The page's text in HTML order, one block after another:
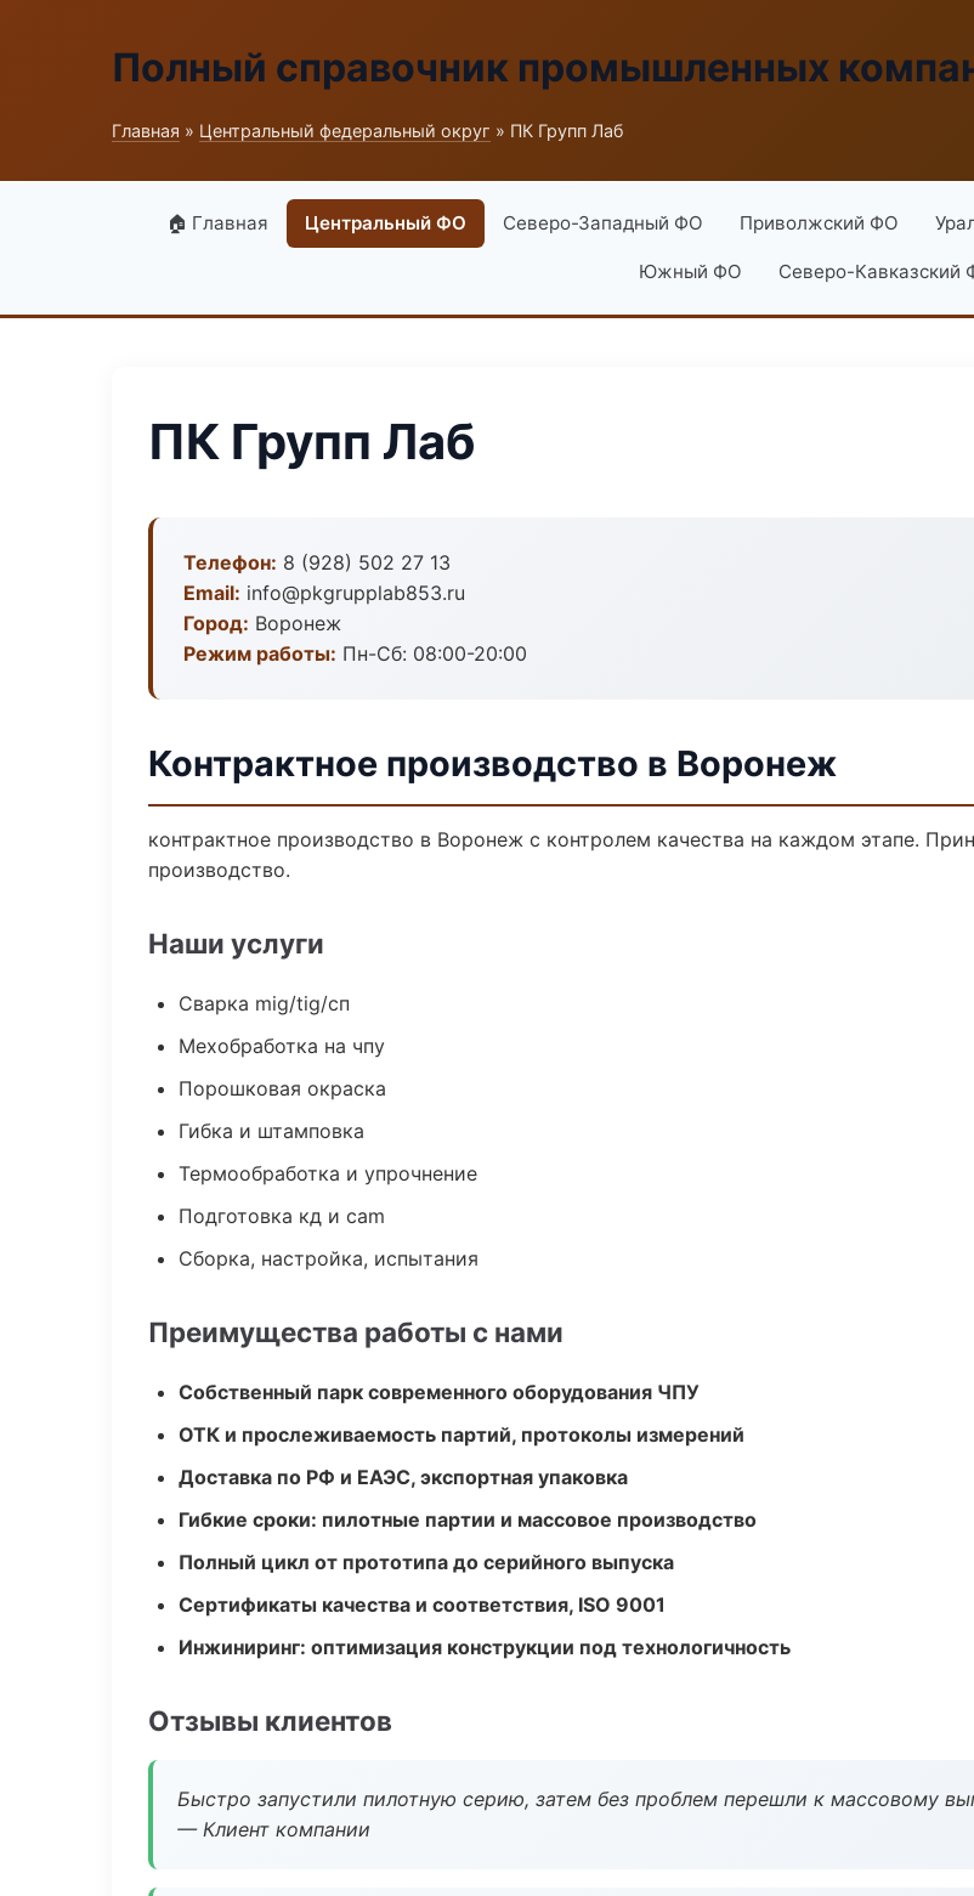
Полный справочник промышленных
Главная » Центральный федеральный округ » ПК Групп Лаб
🏠 Главная Центральный ФО Северо-Западный ФО Приволжский ФО
Южный ФО Северо-Кавказский
ПК Групп Лаб
Телефон: 8 (928) 502 27 13
Email: info@pkgrupplab853.ru
Город: Воронеж
Режим работы: Пн-Сб: 08:00-20:00
Контрактное производство в Воронеж
контрактное производство в Воронеж с контролем качества на каждом этапе.
производство.
Наши услуги
Сварка mig/tig/сп
Мехобработка на чпу
Порошковая окраска
Гибка и штамповка
Термообработка и упрочнение
Подготовка кд и cam
Сборка, настройка, испытания
Преимущества работы с нами
Собственный парк современного оборудования ЧПУ
ОТК и прослеживаемость партий, протоколы измерений
Доставка по РФ и ЕАЭС, экспортная упаковка
Гибкие сроки: пилотные партии и массовое производство
Полный цикл от прототипа до серийного выпуска
Сертификаты качества и соответствия, ISO 9001
Инжиниринг: оптимизация конструкции под технологичность
Отзывы клиентов
Быстро запустили пилотную серию, затем без проблем перешли к массовому
— Клиент компании